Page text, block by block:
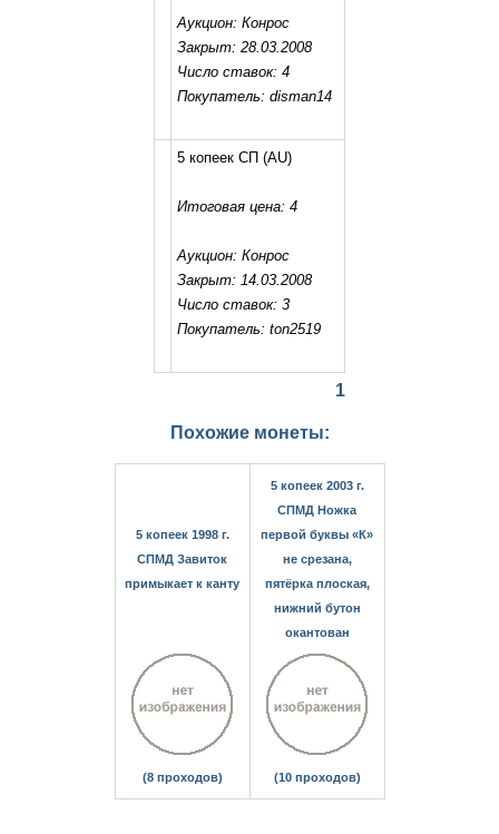
Аукцион: Конрос
Закрыт: 28.03.2008
Число ставок: 4
Покупатель: disman14
5 копеек СП (AU)
Итоговая цена: 4
Аукцион: Конрос
Закрыт: 14.03.2008
Число ставок: 3
Покупатель: ton2519
1
Похожие монеты:
5 копеек 1998 г.
СПМД Завиток
примыкает к канту
(8 проходов)
5 копеек 2003 г.
СПМД Ножка
первой буквы «К»
не срезана,
пятёрка плоская,
нижний бутон
окантован
(10 проходов)